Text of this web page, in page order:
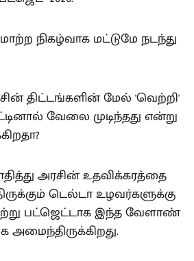
நிகழ்வாக மட்டுமே நடந்து
திட்டங்களின் மேல் 'வெற்றி'
வேலை முடிந்தது என்று
அரசின் உதவிக்கரத்தை
டெல்டா உழவர்களுக்கு
பட்ஜெட்டாக இந்த வேளாண்
அமைந்திருக்கிறது.